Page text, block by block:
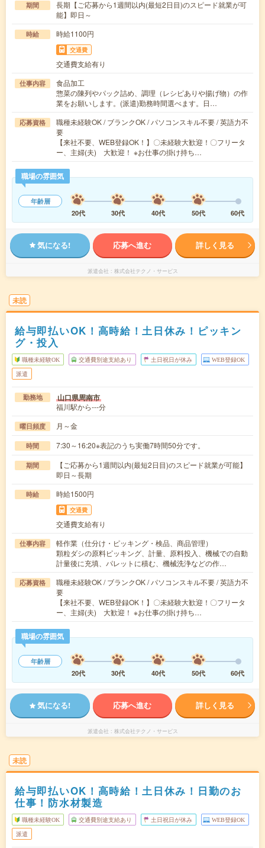
期間
長期【ご応募から1週間以内(最短2日目)のスピード就業が可
能】即日～
時給 時給1100円
交通費
交通費支給有り
仕事内容
食品加工
惣菜の陳列やパック詰め、調理（レシピありや揚げ物）の作
業をお願いします。(派遣)勤務時間選べます。日…
応募資格
職種未経験OK / ブランクOK / パソコンスキル不要 / 英語力不
要
【来社不要、WEB登録OK！】〇未経験大歓迎！〇フリータ
ー、主婦(夫) 大歓迎！ ※お仕事の掛け持ち…
職場の雰囲気
年齢層
20代
30代 40代 50代 60代
気になる! 応募へ進む 詳しく見る
派遣会社 株式会社テクノ・サービス
未読
給与即払いOK！高時給！土日休み！ピッキン
グ・投入
職種未経験OK 交通費別途支給あり 土日祝日が休み WEB登録OK
派遣
勤務地 山口県周南市
福川駅から---分
曜日頻度 月～金
時間 7:30～16:20※表記のうち実働7時間50分です。
期間
【ご応募から1週間以内(最短2日目)のスピード就業が可能】
即日～長期
時給 時給1500円
交通費
交通費支給有り
仕事内容
軽作業（仕分け・ピッキング・検品、商品管理）
顆粒ダシの原料ピッキング、計量、原料投入、機械での自動
計量後に充填、パレットに積む、機械洗浄などの作…
応募資格
職種未経験OK / ブランクOK / パソコンスキル不要 / 英語力不
要
【来社不要、WEB登録OK！】〇未経験大歓迎！〇フリータ
ー、主婦(夫) 大歓迎！ ※お仕事の掛け持ち…
職場の雰囲気
年齢層
20代
30代 40代 50代 60代
気になる! 応募へ進む 詳しく見る
派遣会社 株式会社テクノ・サービス
未読
給与即払いOK！高時給！土日休み！日勤のお
仕事！防水材製造
職種未経験OK 交通費別途支給あり 土日祝日が休み WEB登録OK
派遣